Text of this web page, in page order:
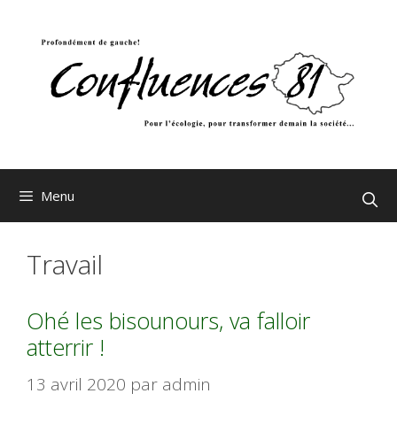
Menu
Travail
Ohé les bisounours, va falloir
atterrir !
13 avril 2020 par admin